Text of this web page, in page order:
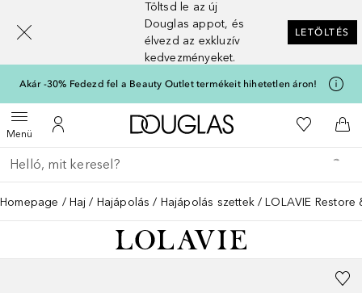
Töltsd le az új
Douglas appot, és
élvezd az exkluzív
kedvezményeket.
LETÖLTÉS
Akár -30% Fedezd fel a Beauty Outlet termékeit hihetetlen áron!
MenüMenü megnyitása
A fiókomhoz
A Douglas Főoldalra
A
Menj vissza
Keresés végrehajtása
Homepage Haj Hajápolás Hajápolás szettek LOLAVIE Restore
[navigation.slideout.screenreader]